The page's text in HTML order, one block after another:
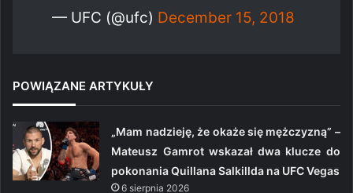
— UFC (@ufc) December 15, 2018
POWIĄZANE ARTYKUŁY
„Mam nadzieję, że okaże się mężczyzną” –
Mateusz Gamrot wskazał dwa klucze do
pokonania Quillana Salkillda na UFC Vegas
6 sierpnia 2026